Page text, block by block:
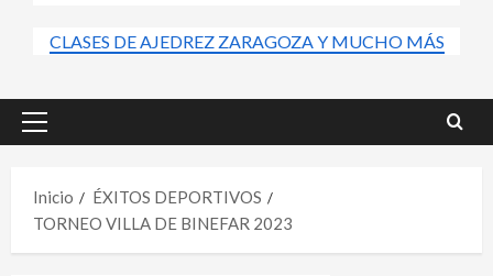
CLASES DE AJEDREZ ZARAGOZA Y MUCHO MÁS
Menú
Inicio
ÉXITOS DEPORTIVOS
TORNEO VILLA DE BINEFAR 2023